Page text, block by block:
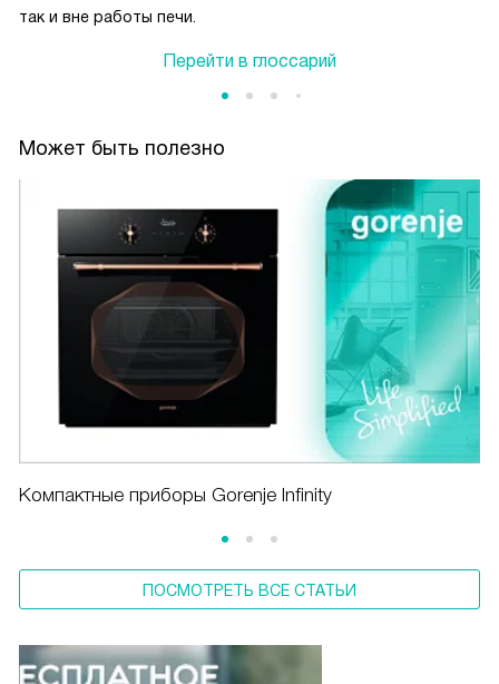
так и вне работы печи.
Перейти в глоссарий
Может быть полезно
Компактные приборы Gorenje Infinity
ПОСМОТРЕТЬ ВСЕ СТАТЬИ